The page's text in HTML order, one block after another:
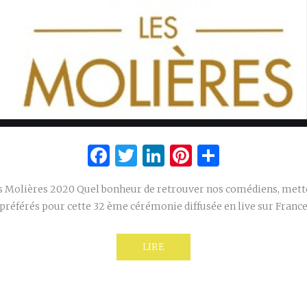
Facebook
Twitter
LinkedIn
Pinterest
Molières 2020 Quel bonheur de retrouver nos comédiens,
pour cette 32 ème cérémonie diffusée en live sur
LIRE